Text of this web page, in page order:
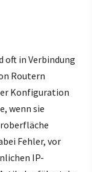
oft in Verbindung
Routern
Konfiguration
wenn sie
Fehler, vor
IP-